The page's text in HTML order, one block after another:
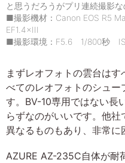
と思うだろうがプリ連続撮影な
■撮影機材：Canon EOS R5
EF1.4×III
■撮影環境：F5.6 1/800秒
まずレオフォトの雲台は
べてのレオフォトのシュー
す。BV-10専用ではない長
らずなのがいいです。他
異なるものもあり、非常に
AZURE AZ-235C自体が耐